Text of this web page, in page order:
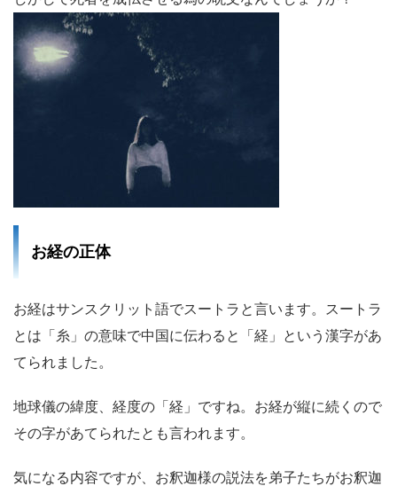
お経の正体
お経はサンスクリット語でスートラと言います。スートラ
とは「糸」の意味で中国に伝わると「経」という漢字があ
てられました。
地球儀の緯度、経度の「経」ですね。お経が縦に続くので
その字があてられたとも言われます。
気になる内容ですが、お釈迦様の説法を弟子たちがお釈迦